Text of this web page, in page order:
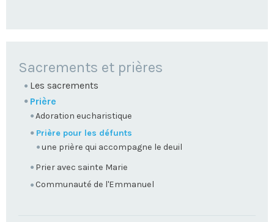
NAVIGATION
Sacrements et prières
Les sacrements
Prière
Adoration eucharistique
Prière pour les défunts
une prière qui accompagne le deuil
Prier avec sainte Marie
Communauté de l'Emmanuel